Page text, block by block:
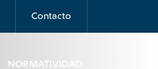
Contacto
NORMATIVIDAD